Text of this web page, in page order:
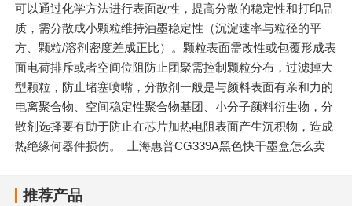
可以通过化学方法进行表面改性，提高分散的稳定性和打印品
质，需分散成小颗粒维持油墨稳定性（沉淀速率与粒径的平
方、颗粒/溶剂密度差成正比）。颗粒表面需改性或包覆形成表
面电荷排斥或者空间位阻防止团聚需控制颗粒分布，过滤掉大
型颗粒，防止堵塞喷嘴，分散剂一般是与颜料表面有亲和力的
电离聚合物、空间稳定性聚合物基团、小分子颜料衍生物，分
散剂选择要有助于防止在芯片加热电阻表面产生沉积物，造成
热绝缘何器件损伤。 上海惠普CG339A黑色快干墨盒怎么卖
推荐产品